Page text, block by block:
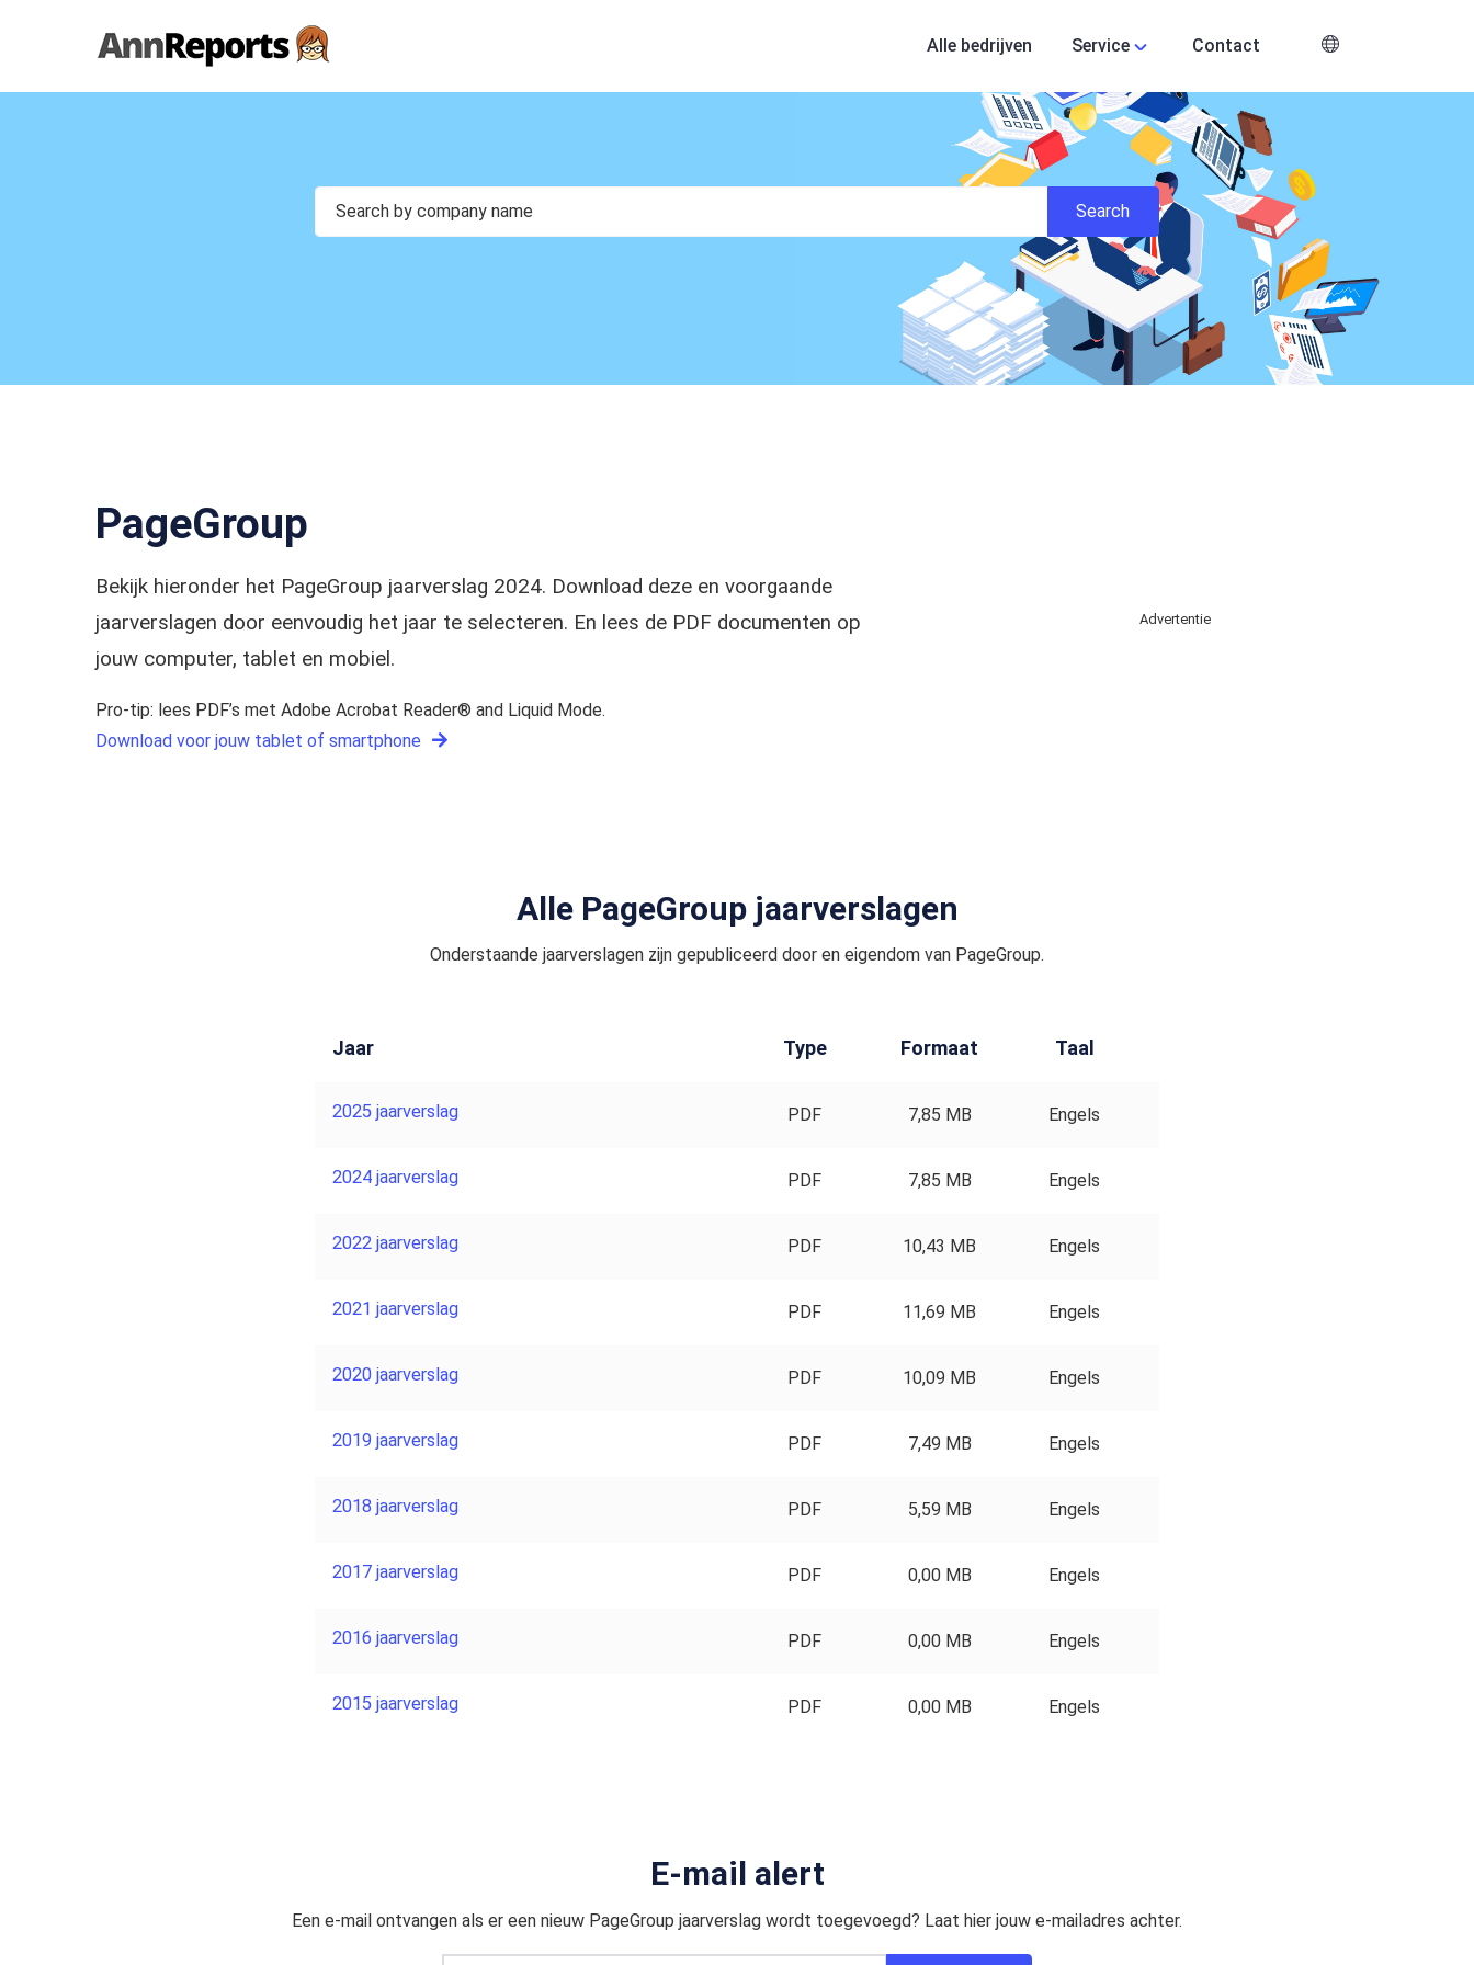
Alle bedrijven Service Contact
PageGroup
Bekijk hieronder het PageGroup jaarverslag 2024. Download deze en voorgaande
jaarverslagen door eenvoudig het jaar te selecteren. En lees de PDF documenten op
jouw computer, tablet en mobiel.
Pro-tip: lees PDF’s met Adobe Acrobat Reader® and Liquid Mode.
Download voor jouw tablet of smartphone
Advertentie
Alle PageGroup jaarverslagen
Onderstaande jaarverslagen zijn gepubliceerd door en eigendom van PageGroup.
Jaar Type Formaat Taal
2025 jaarverslag PDF 7,85 MB Engels
2024 jaarverslag PDF 7,85 MB Engels
2022 jaarverslag PDF 10,43 MB Engels
2021 jaarverslag PDF 11,69 MB Engels
2020 jaarverslag PDF 10,09 MB Engels
2019 jaarverslag PDF 7,49 MB Engels
2018 jaarverslag PDF 5,59 MB Engels
2017 jaarverslag PDF 0,00 MB Engels
2016 jaarverslag PDF 0,00 MB Engels
2015 jaarverslag PDF 0,00 MB Engels
E-mail alert
Een e-mail ontvangen als er een nieuw PageGroup jaarverslag wordt toegevoegd? Laat hier jouw e-mailadres achter.